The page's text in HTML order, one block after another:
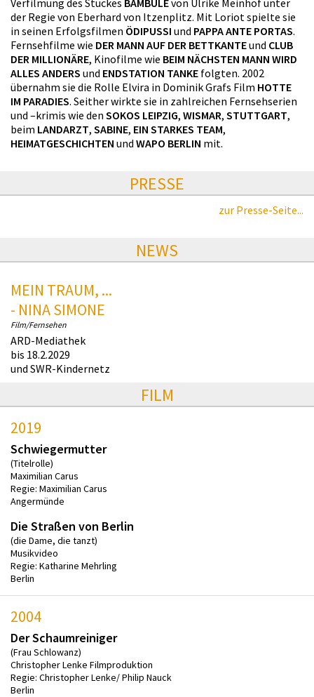
der Regie von Eberhard von Itzenplitz. Mit Loriot spielte sie
in seinen Erfolgsfilmen ÖDIPUSSI und PAPPA ANTE PORTAS.
Fernsehfilme wie DER MANN AUF DER BETTKANTEund CLUB
DER MILLIONÄRE, Kinofilme wie BEIM NÄCHSTEN MANN WIRD
ALLES ANDERS und ENDSTATION TANKE folgten. 2002
übernahm sie die Rolle Elvira in Dominik Grafs Film HOTTE
IM PARADIES. Seither wirkte sie in zahlreichen Fernsehserien
und –krimis wie den SOKOS LEIPZIG, WISMAR, STUTTGART,
beim LANDARZT, SABINE, EIN STARKES TEAM,
HEIMATGESCHICHTEN und WAPO BERLIN mit.
PRESSE
zur Presse-Seite...
NEWS
MEIN TRAUM, ...
- NINA SIMONE
Film/Fernsehen
ARD-Mediathek
bis 18.2.2029
und SWR-Kindernetz
FILM
2019
Schwiegermutter
(Titelrolle)
Maximilian Carus
Regie: Maximilian Carus
Angermünde
Die Straßen von Berlin
(die Dame, die tanzt)
Musikvideo
Regie: Katharine Mehrling
Berlin
2004
Der Schaumreiniger
(Frau Schlowanz)
Christopher Lenke Filmproduktion
Regie: Christopher Lenke/ Philip Nauck
Berlin